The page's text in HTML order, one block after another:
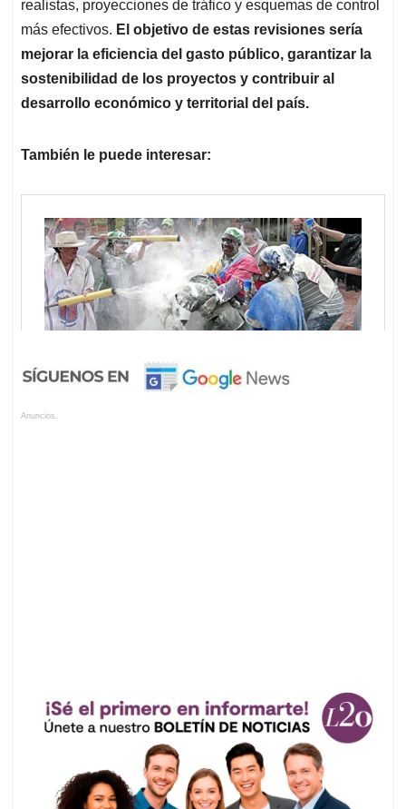
realistas, proyecciones de tráfico y esquemas de control
más efectivos. El objetivo de estas revisiones sería
mejorar la eficiencia del gasto público, garantizar la
sostenibilidad de los proyectos y contribuir al
desarrollo económico y territorial del país.
También le puede interesar:
Anuncios.